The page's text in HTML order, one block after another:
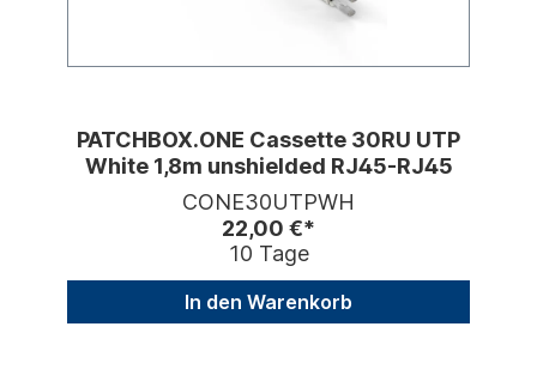
PATCHBOX.ONE Cassette 30RU UTP
White 1,8m unshielded RJ45-RJ45
CONE30UTPWH
22,00 €*
10 Tage
In den Warenkorb